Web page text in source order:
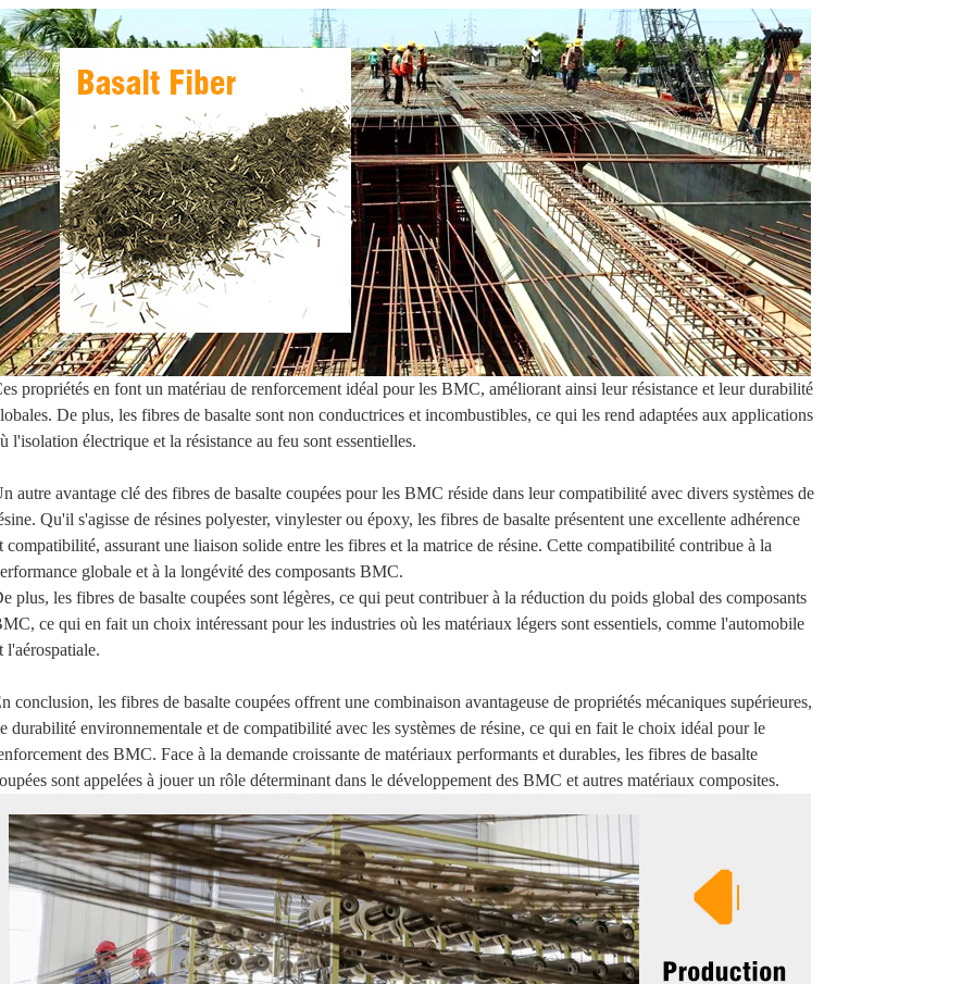
propriétés en font un matériau de renforcement idéal pour les BMC, améliorant ainsi leur résistance et leur durabilité
De plus, les fibres de basalte sont non conductrices et incombustibles, ce qui les rend adaptées aux applications
l'isolation électrique et la résistance au feu sont essentielles.
autre avantage clé des fibres de basalte coupées pour les BMC réside dans leur compatibilité avec divers systèmes de
Qu'il s'agisse de résines polyester, vinylester ou époxy, les fibres de basalte présentent une excellente adhérence
compatibilité, assurant une liaison solide entre les fibres et la matrice de résine. Cette compatibilité contribue à la
globale et à la longévité des composants BMC.
plus, les fibres de basalte coupées sont légères, ce qui peut contribuer à la réduction du poids global des composants
ce qui en fait un choix intéressant pour les industries où les matériaux légers sont essentiels, comme l'automobile
l'aérospatiale.
conclusion, les fibres de basalte coupées offrent une combinaison avantageuse de propriétés mécaniques supérieures,
durabilité environnementale et de compatibilité avec les systèmes de résine, ce qui en fait le choix idéal pour le
des BMC. Face à la demande croissante de matériaux performants et durables, les fibres de basalte
sont appelées à jouer un rôle déterminant dans le développement des BMC et autres matériaux composites.